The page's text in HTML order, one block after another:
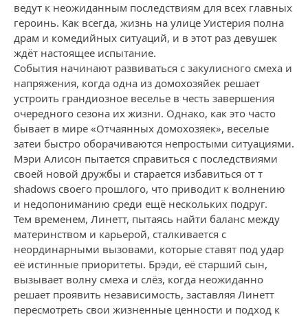
ведут к неожиданным последствиям для всех главных
героинь. Как всегда, жизнь на улице Уистерия полна
драм и комедийных ситуаций, и в этот раз девушек
ждёт настоящее испытание.
События начинают развиваться с закулисного смеха и
напряжения, когда одна из домохозяйек решает
устроить грандиозное веселье в честь завершения
очередного сезона их жизни. Однако, как это часто
бывает в мире «Отчаянных домохозяек», веселые
затеи быстро оборачиваются непростыми ситуациями.
Мэри Алисон пытается справиться с последствиями
своей новой дружбы и старается избавиться от т
shadows своего прошлого, что приводит к волнению
и недопониманию среди ещё нескольких подруг.
Тем временем, Линетт, пытаясь найти баланс между
материнством и карьерой, сталкивается с
неординарными вызовами, которые ставят под удар
её истинные приоритеты. Брэди, её старший сын,
вызывает волну смеха и слёз, когда неожиданно
решает проявить независимость, заставляя Линетт
пересмотреть свои жизненные ценности и подход к